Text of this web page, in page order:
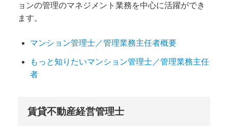
ョンの管理のマネジメント業務を中心に活躍ができ
ます。
マンション管理士／管理業務主任者概要
もっと知りたいマンション管理士／管理業務主任
者
賃貸不動産経営管理士